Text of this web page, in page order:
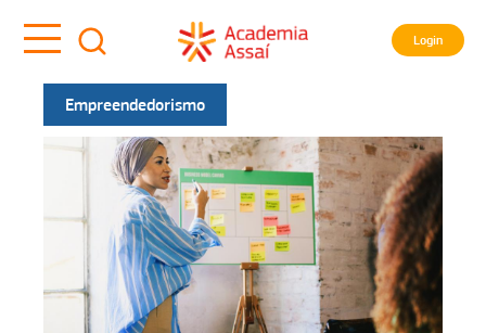
Login
Empreendedorismo